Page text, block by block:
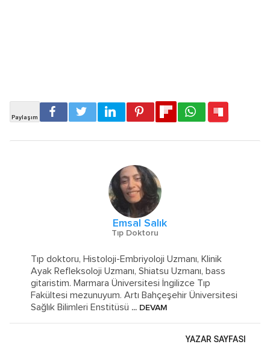
Emsal Salık
Tıp Doktoru
Tıp doktoru, Histoloji-Embriyoloji Uzmanı, Klinik
Ayak Refleksoloji Uzmanı, Shiatsu Uzmanı, bass
gitaristim. Marmara Üniversitesi İngilizce Tıp
Fakültesi mezunuyum. Artı Bahçeşehir Üniversitesi
Sağlık Bilimleri Enstitüsü ... DEVAM
YAZAR SAYFASI